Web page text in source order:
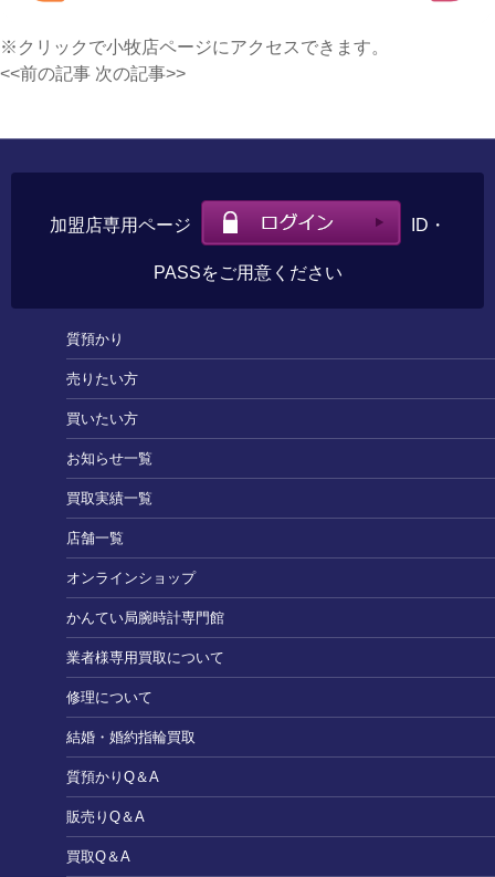
※クリックで小牧店ページにアクセスできます。
<<前の記事 次の記事>>
加盟店専用ページ ID・
PASSをご用意ください
質預かり
売りたい方
買いたい方
お知らせ一覧
買取実績一覧
店舗一覧
オンラインショップ
かんてい局腕時計専門館
業者様専用買取について
修理について
結婚・婚約指輪買取
質預かりQ＆A
販売りQ＆A
買取Q＆A